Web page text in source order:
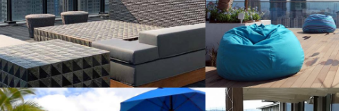
GARDEN SOFA
OVERSEAS PROJECT VANNES
VOGUE PROJECT SUN BUNS